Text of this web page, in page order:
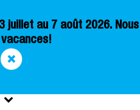
juillet au 7 août 2026. Nous